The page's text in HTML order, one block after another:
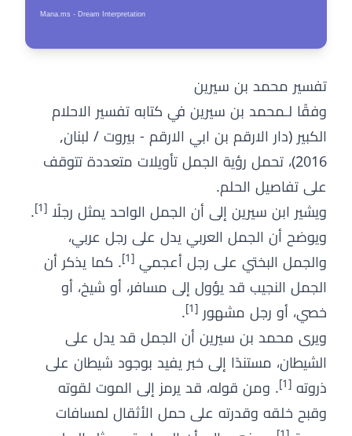
تفسير محمد بن سيرين
وفقًا لـمحمد بن سيرين في كتابه تفسير الاحلام
الكبير (دار الارقم بن ابي الارقم - بيروت / لبنان,
2016)، تحمل رؤية الجمل تأويلات متعددة تتوقف
على تفاصيل الحلم.
ويشير ابن سيرين إلى أن الجمل الواحد يمثل رجلًا [1]
.
ويوضح أن الجمل العربي يدل على رجل عربي،
والجمل البختي على رجل أعجمي [1] . كما يذكر أن
الجمل النجيب قد يؤول إلى مسافر، أو شيخ، أو
خصي، أو رجل مشهور [1]
.
ويرى محمد بن سيرين أن الجمل قد يدل على
الشيطان، مستندًا إلى خبر يفيد بوجود شيطان على
ذروته [1] . ومن قوله، قد يرمز إلى الموت لقوته
وقبح خلقه وقدرته على حمل الأثقال لمسافات